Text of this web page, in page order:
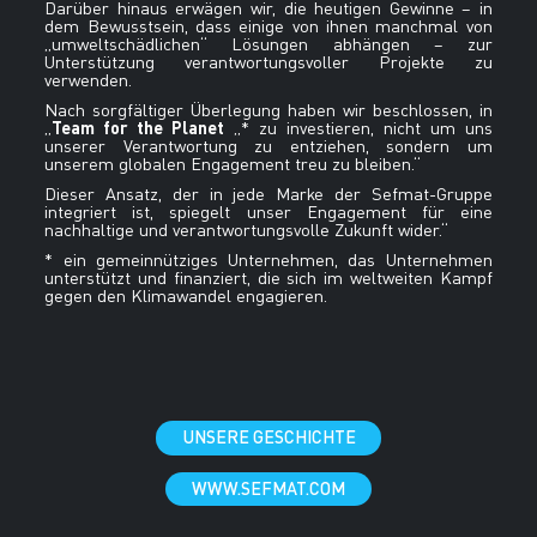
Darüber hinaus erwägen wir, die heutigen Gewinne – in
dem Bewusstsein, dass einige von ihnen manchmal von
„umweltschädlichen“ Lösungen abhängen – zur
Unterstützung verantwortungsvoller Projekte zu
verwenden.
Nach sorgfältiger Überlegung haben wir beschlossen, in
Team for the Planet „* zu investieren, nicht um uns
unserer Verantwortung zu entziehen, sondern um
unserem globalen Engagement treu zu bleiben.“
Dieser Ansatz, der in jede Marke der Sefmat-Gruppe
integriert ist, spiegelt unser Engagement für eine
nachhaltige und verantwortungsvolle Zukunft wider.“
* ein gemeinnütziges Unternehmen, das Unternehmen
unterstützt und finanziert, die sich im weltweiten Kampf
gegen den Klimawandel engagieren.
UNSERE GESCHICHTE
WWW.SEFMAT.COM